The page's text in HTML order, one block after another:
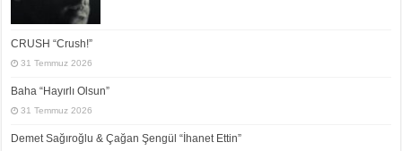
CRUSH “Crush!”
31 Temmuz 2026
Baha “Hayırlı Olsun”
31 Temmuz 2026
Demet Sağıroğlu & Çağan Şengül “İhanet Ettin”